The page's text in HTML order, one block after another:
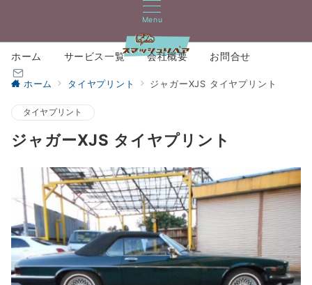
Menu
ホーム サービス一覧 会社概要 お問合せ
ホーム タイヤプリント ジャガーXJS タイヤプリント
タイヤプリント
ジャガーXJS タイヤプリント